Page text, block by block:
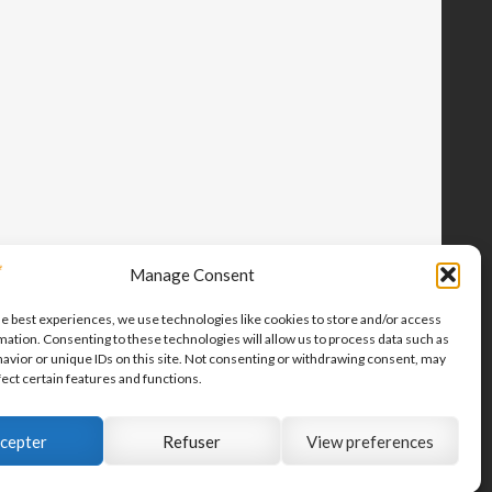
Manage Consent
best experiences, we use technologies like cookies to store and/or access
Consenting to these technologies will allow us to process data such as
or unique IDs on this site. Not consenting or withdrawing consent, may
certain features and functions.
Refuser View preferences